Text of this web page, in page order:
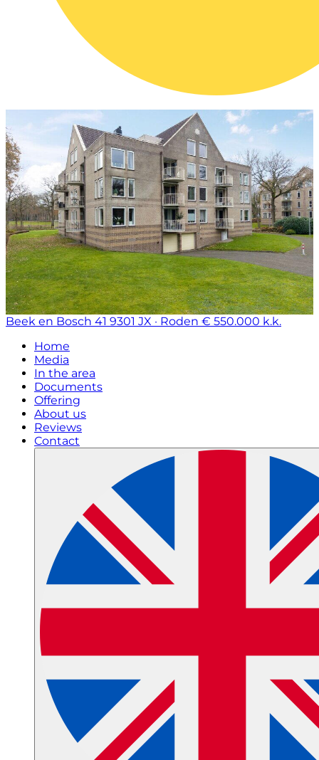
Beek en Bosch 41 9301 JX · Roden € 550.000 k.k.
Home
Media
In the area
Documents
Offering
About us
Reviews
Contact